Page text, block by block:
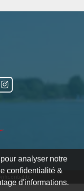
analyser notre
confidentialité &
d'informations.